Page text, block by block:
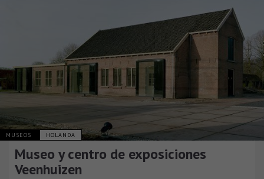
MUSEOS HOLANDA
Museo y centro de exposiciones
Veenhuizen